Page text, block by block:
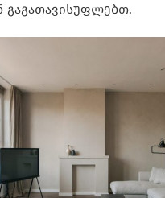
გაგათავისუფლებთ.